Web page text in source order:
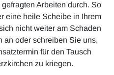
Arbeiten durch. So
eine heile Scheibe in Ihrem
nicht weiter am Schaden
an oder schreiben Sie uns,
für den Tausch
zu kriegen.